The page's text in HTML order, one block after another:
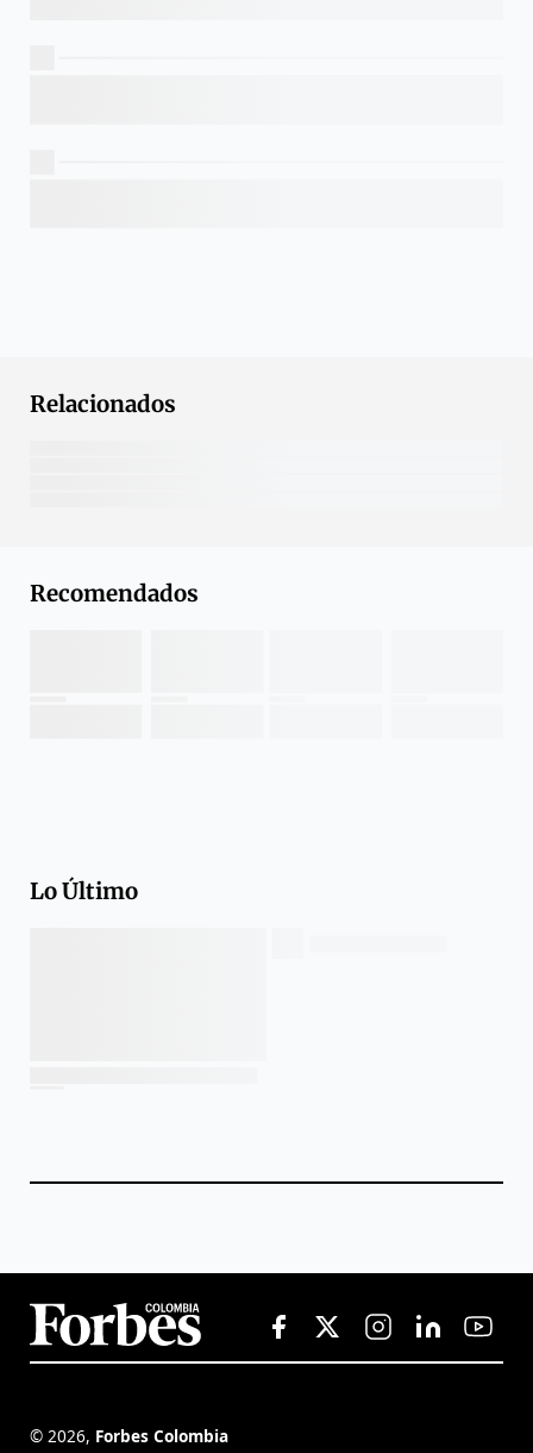
Relacionados
Recomendados
Lo Último
© 2026, Forbes Colombia